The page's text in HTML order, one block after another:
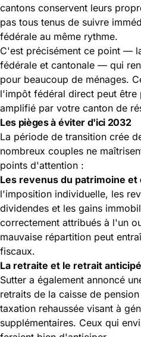
cantons conservent leurs
pas tous tenus de suivre
fédérale au même rythme.
C'est précisément ce point —
fédérale et cantonale — qui
pour beaucoup de ménages.
l'impôt fédéral direct peut être
amplifié par votre canton de
Les pièges à éviter d'ici 2032
La période de transition crée
nombreux couples ne
points d'attention :
Les revenus du patrimoine et
l'imposition individuelle, les
dividendes et les gains
correctement attribués à l'un
mauvaise répartition peut
fiscaux.
La retraite et le retrait
Sutter a également annoncé
retraits de la caisse de
taxation rehaussée visant à
supplémentaires. Ceux qui